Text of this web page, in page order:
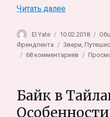
Читать далее«Скрытая
Автор
El Yate Опубликовано
10.02.2018
Френдлента
Метки
Звери ,
68 комментариев
Тигриного
Байк в